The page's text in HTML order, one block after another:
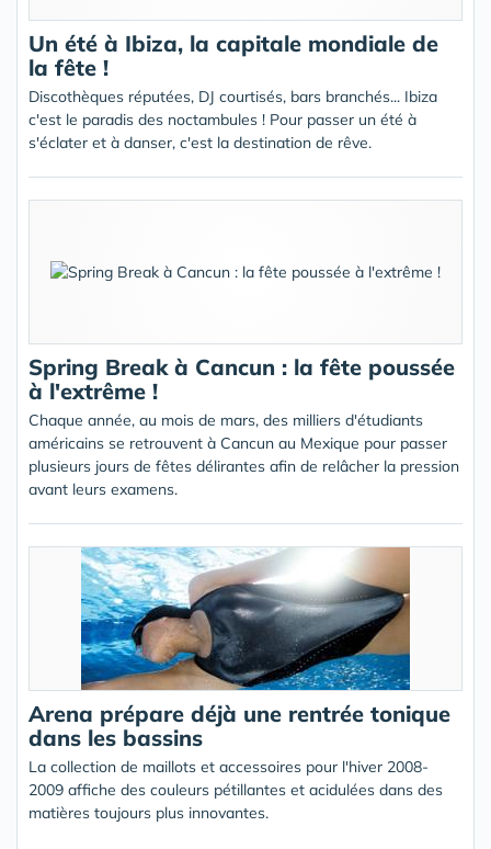
Un été à Ibiza, la capitale mondiale de
la fête !
Discothèques réputées, DJ courtisés, bars branchés... Ibiza
c'est le paradis des noctambules ! Pour passer un été à
s'éclater et à danser, c'est la destination de rêve.
Spring Break à Cancun : la fête poussée
à l'extrême !
Chaque année, au mois de mars, des milliers d'étudiants
américains se retrouvent à Cancun au Mexique pour passer
plusieurs jours de fêtes délirantes afin de relâcher la pression
avant leurs examens.
Arena prépare déjà une rentrée tonique
dans les bassins
La collection de maillots et accessoires pour l'hiver 2008-
2009 affiche des couleurs pétillantes et acidulées dans des
matières toujours plus innovantes.